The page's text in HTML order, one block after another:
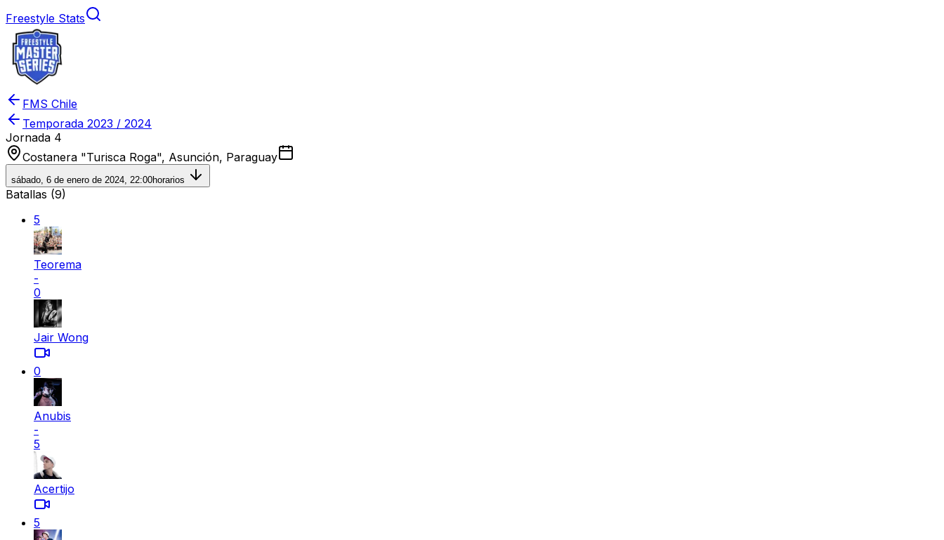
Freestyle Stats
FMS Chile
Temporada 2023 / 2024
Jornada 4
Costanera "Turisca Roga", Asunción, Paraguay
sábado, 6 de enero de 2024, 22:00horarios
Batallas (9)
5
Teorema
-
0
Jair Wong
0
Anubis
-
5
Acertijo
5